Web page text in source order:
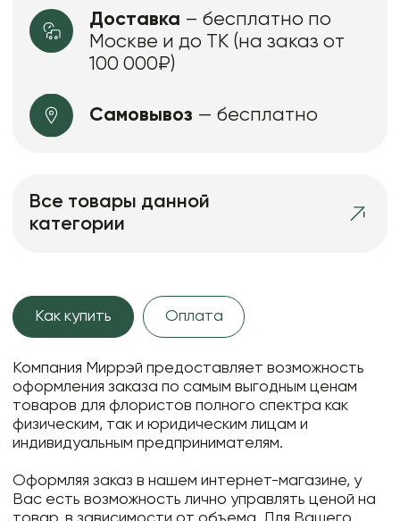
Доставка – бесплатно по
Москве и до ТК (на заказ от
100 000₽)
Самовывоз — бесплатно
Все товары данной
категории
Как купить Оплата
Компания Миррэй предоставляет возможность
оформления заказа по самым выгодным ценам
товаров для флористов полного спектра как
физическим, так и юридическим лицам и
индивидуальным предпринимателям.
Оформляя заказ в нашем интернет-магазине, у
Вас есть возможность лично управлять ценой на